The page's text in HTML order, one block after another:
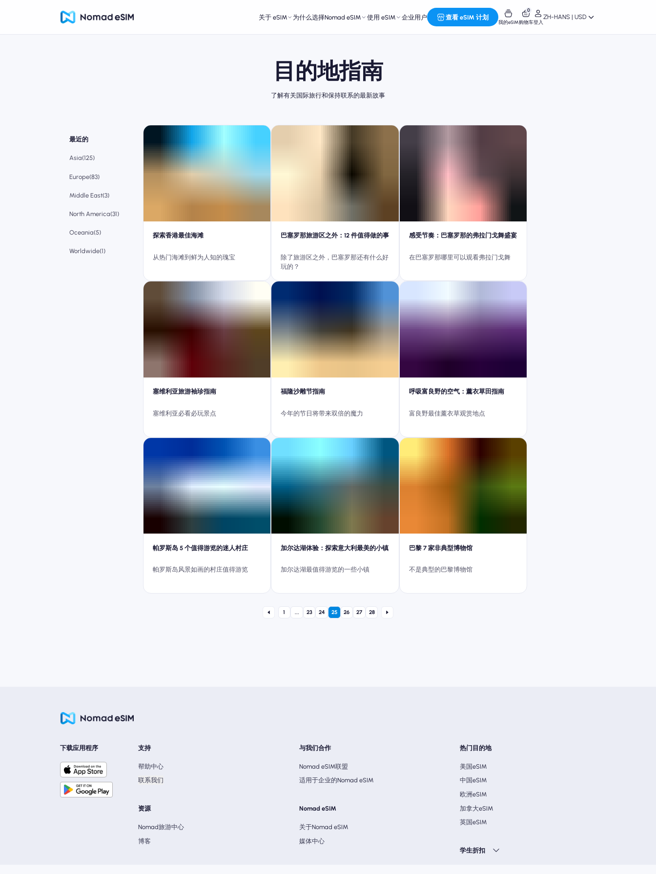
关于 eSIM 为什么选择Nomad eSIM 使用 eSIM 企业用户 查看 eSIM 计划
我的eSIM
0
购物车登入
ZH-HANS | USD
目的地指南
了解有关国际旅行和保持联系的最新故事
最近的
Asia(125)
Europe(83)
Middle East(3)
North America(31)
Oceania(5)
Worldwide(1)
探索香港最佳海滩
从热门海滩到鲜为人知的瑰宝
巴塞罗那旅游区之外：12 件值得做的事
除了旅游区之外，巴塞罗那还有什么好
玩的？
感受节奏：巴塞罗那的弗拉门戈舞盛宴
在巴塞罗那哪里可以观看弗拉门戈舞
塞维利亚旅游袖珍指南
塞维利亚必看必玩景点
福隆沙雕节指南
今年的节日将带来双倍的魔力
呼吸富良野的空气：薰衣草田指南
富良野最佳薰衣草观赏地点
帕罗斯岛 5 个值得游览的迷人村庄
帕罗斯岛风景如画的村庄值得游览
加尔达湖体验：探索意大利最美的小镇
加尔达湖最值得游览的一些小镇
巴黎 7 家非典型博物馆
不是典型的巴黎博物馆
1 ... 23 24 25 26 27 28
下载应用程序 支持
帮助中心
联系我们
资源
Nomad旅游中心
博客
与我们合作
Nomad eSIM联盟
适用于企业的Nomad eSIM
Nomad eSIM
关于Nomad eSIM
媒体中心
热门目的地
美国eSIM
中国eSIM
欧洲eSIM
加拿大eSIM
英国eSIM
学生折扣